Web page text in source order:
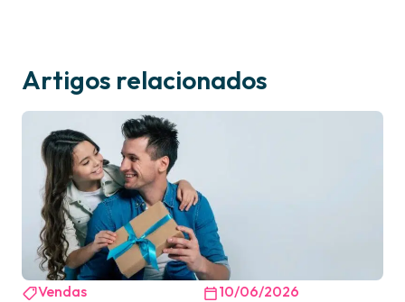
Artigos relacionados
Vendas 10/06/2026